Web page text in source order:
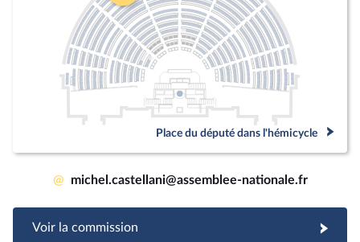
Place du député dans l'hémicycle
@ michel.castellani@assemblee-nationale.fr
Voir la commission